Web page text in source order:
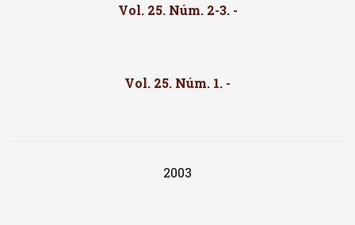
Vol. 25. Núm. 2-3. -
Vol. 25. Núm. 1. -
2003